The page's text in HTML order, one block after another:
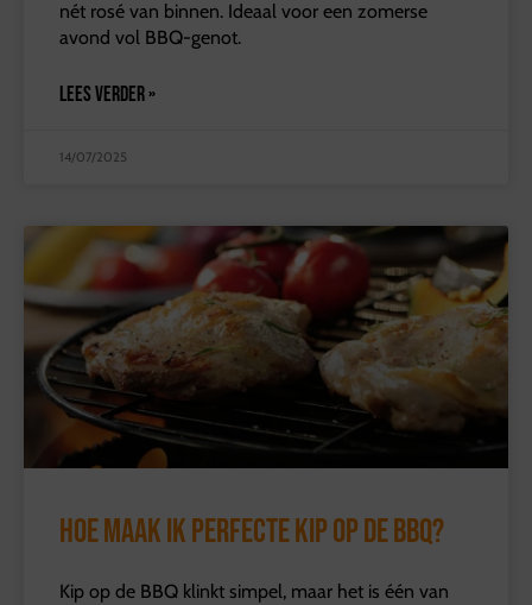
nét rosé van binnen. Ideaal voor een zomerse
avond vol BBQ-genot.
LEES VERDER »
14/07/2025
Hoe maak ik perfecte kip op de BBQ?
Kip op de BBQ klinkt simpel, maar het is één van